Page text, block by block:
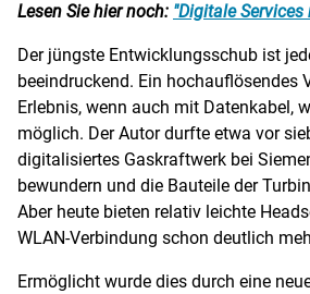
Lesen Sie hier noch: "Digitale Services
Der jüngste Entwicklungsschub ist
beeindruckend. Ein hochauflösendes
Erlebnis, wenn auch mit Datenkabel,
möglich. Der Autor durfte etwa vor
digitalisiertes Gaskraftwerk bei
bewundern und die Bauteile der
Aber heute bieten relativ leichte
WLAN-Verbindung schon deutlich
Ermöglicht wurde dies durch eine